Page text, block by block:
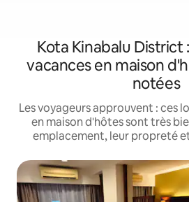
Kota Kinabalu District
vacances en maison
notées
Les voyageurs approuvent : ces
en maison d'hôtes sont très
emplacement, leur propreté